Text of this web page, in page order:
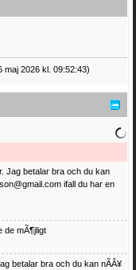
maj 2026 kl. 09:52:43)
Jag betalar bra och du kan
ifall du har en
de mÃ¶jligt
betalar bra och du kan nÃÂ¥